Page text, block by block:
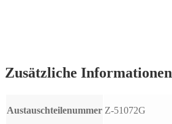
Zusätzliche Informationen
Austauschteilenummer Z-51072G